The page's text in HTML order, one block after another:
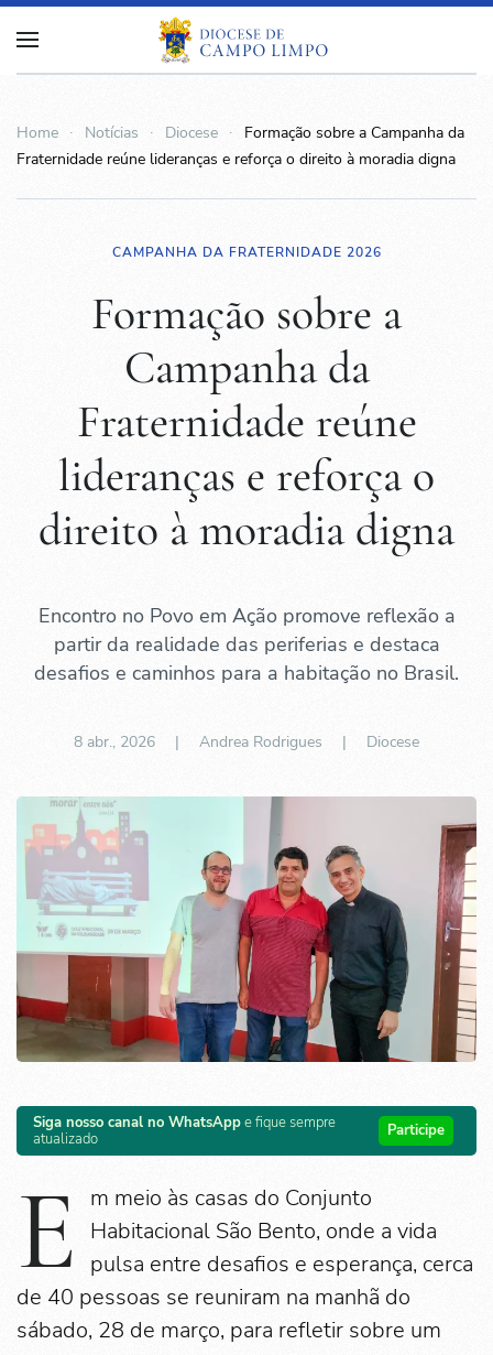
Home Notícias Diocese
Formação sobre a Campanha da
Fraternidade reúne lideranças e reforça o direito à moradia digna
CAMPANHA DA FRATERNIDADE 2026
Formação sobre a
Campanha da
Fraternidade reúne
lideranças e reforça o
direito à moradia digna
Encontro no Povo em Ação promove reflexão a
partir da realidade das periferias e destaca
desafios e caminhos para a habitação no Brasil.
8 abr., 2026 | Andrea Rodrigues | Diocese
Siga nosso canal no WhatsAppe fique sempre
atualizado
Participe
E
m meio às casas do Conjunto
Habitacional São Bento, onde a vida
pulsa entre desafios e esperança, cerca
de 40 pessoas se reuniram na manhã do
sábado, 28 de março, para refletir sobre um